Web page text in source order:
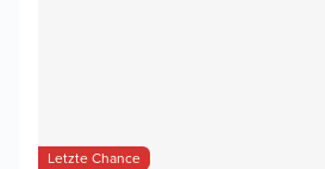
Letzte Chance